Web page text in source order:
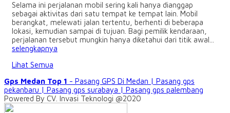
Selama ini perjalanan mobil sering kali hanya dianggap
sebagai aktivitas dari satu tempat ke tempat lain. Mobil
berangkat, melewati jalan tertentu, berhenti di beberapa
lokasi, kemudian sampai di tujuan. Bagi pemilik kendaraan,
perjalanan tersebut mungkin hanya diketahui dari titik awal...
selengkapnya
Lihat Semua
Gps Medan Top 1 - Pasang GPS Di Medan | Pasang gps
pekanbaru | Pasang gps surabaya | Pasang gps palembang
Powered By CV. Invasi Teknologi @2020